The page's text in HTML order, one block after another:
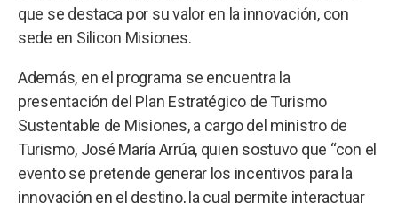
que se destaca por su valor en la innovación, con
sede en Silicon Misiones.
Además, en el programa se encuentra la
presentación del Plan Estratégico de Turismo
Sustentable de Misiones, a cargo del ministro de
Turismo, José María Arrúa, quien sostuvo que “con el
evento se pretende generar los incentivos para la
innovación en el destino, la cual permite interactuar